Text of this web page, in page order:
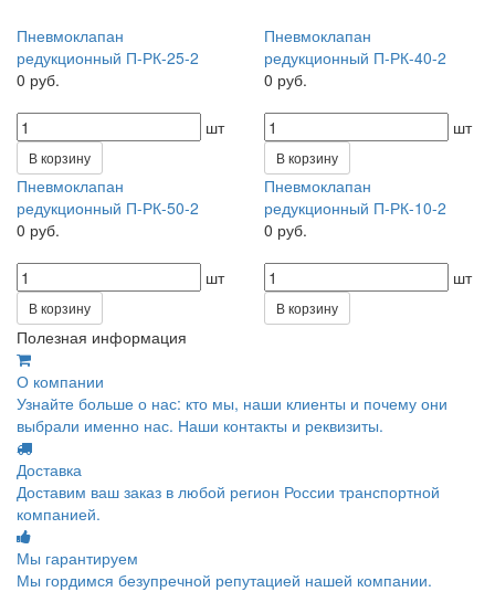
Пневмоклапан
редукционный П-РК-25-2
0 руб.
шт
В корзину
Пневмоклапан
редукционный П-РК-40-2
0 руб.
шт
В корзину
Пневмоклапан
редукционный П-РК-50-2
0 руб.
шт
В корзину
Пневмоклапан
редукционный П-РК-10-2
0 руб.
шт
В корзину
Полезная информация
О компании
Узнайте больше о нас: кто мы, наши клиенты и почему они
выбрали именно нас. Наши контакты и реквизиты.
Доставка
Доставим ваш заказ в любой регион России транспортной
компанией.
Мы гарантируем
Мы гордимся безупречной репутацией нашей компании.